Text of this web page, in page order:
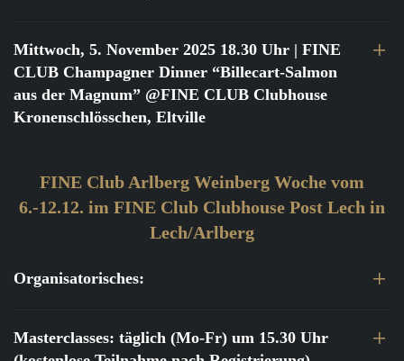
Mittwoch, 5. November 2025 18.30 Uhr | FINE
CLUB Champagner Dinner “Billecart-Salmon
aus der Magnum” @FINE CLUB Clubhouse
Kronenschlösschen, Eltville
FINE Club Arlberg Weinberg Woche vom
6.-12.12. im FINE Club Clubhouse Post Lech in
Lech/Arlberg
Organisatorisches:
Masterclasses: täglich (Mo-Fr) um 15.30 Uhr